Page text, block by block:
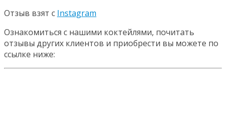
Отзыв взят с Instagram
Ознакомиться с нашими коктейлями, почитать
отзывы других клиентов и приобрести вы можете по
ссылке ниже: